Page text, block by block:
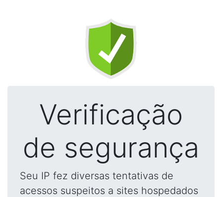
Verificação
de segurança
Seu IP fez diversas tentativas de
acessos suspeitos a sites hospedados